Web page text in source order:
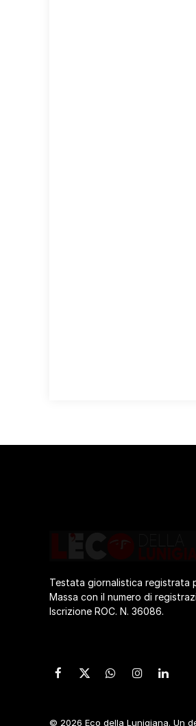
Testata giornalistica registrata
Massa con il numero di
Iscrizione ROC. N. 36086.
Facebook
X
WhatsApp
Instagram
© 2026 Eco della Lunigiana. Un